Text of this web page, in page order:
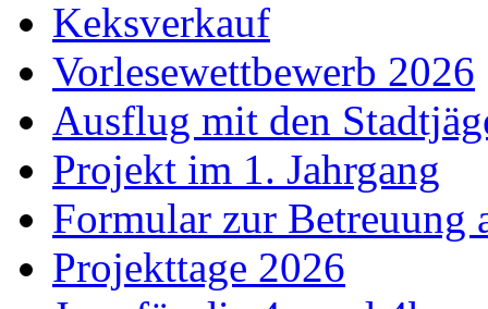
Keksverkauf
Vorlesewettbewerb 2026
Ausflug mit den
Projekt im 1. Jahrgang
Formular zur Betreuung
Projekttage 2026